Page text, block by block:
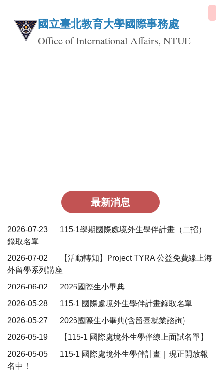
國立臺北教育大學國際事務處
Office of International Affairs, NTUE
最新消息
2026-07-23
115-1學期國際處境外生學伴計畫（二招）
錄取名單
2026-07-02
【活動轉知】Project TYRA 公益免費線上海
外留學系列講座
2026-06-02
2026國際生小畢典
2026-05-28
115-1 國際處境外生學伴計畫錄取名單
2026-05-27
2026國際生小畢典(含留臺就業諮詢)
2026-05-19
【115-1 國際處境外生學伴線上面試名單】
2026-05-05
115-1 國際處境外生學伴計畫｜現正開放報
名中！